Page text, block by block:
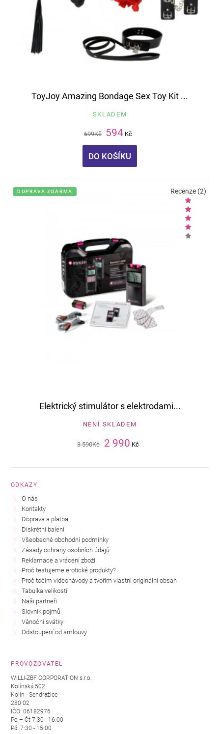
ToyJoy Amazing Bondage Sex Toy Kit ...
SKLADEM
699Kč 594 Kč
DO KOŠÍKU
DOPRAVA ZDARMA
Elektrický stimulátor s elektrodami...
NENÍ SKLADEM
3 590Kč 2 990 Kč
Recenze (2)
ODKAZY
O nás
Kontakty
Doprava a platba
Diskrétní balení
Všeobecné obchodní podmínky
Zásady ochrany osobních údajů
Reklamace a vrácení zboží
Proč testujeme erotické produkty?
Proč točím videonávody a tvořím vlastní originální obsah
Tabulka velikostí
Naši partneři
Slovník pojmů
Vánoční svátky
Odstoupení od smlouvy
PROVOZOVATEL
WILLI-ZBF CORPORATION s.r.o.
Kolínská 502
Kolín - Sendražice
280 02
IČO: 06182976
Po – Čt 7:30 - 16:00
Pá: 7:30 - 15:00